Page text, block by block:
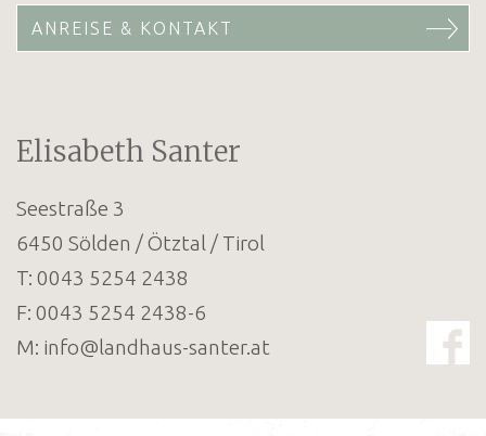
ANREISE & KONTAKT
Elisabeth Santer
Seestraße 3
6450 Sölden / Ötztal / Tirol
T: 0043 5254 2438
F: 0043 5254 2438-6
M: info@landhaus-santer.at